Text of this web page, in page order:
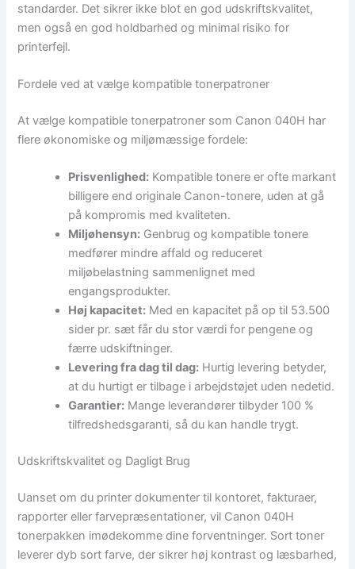
standarder. Det sikrer ikke blot en god udskriftskvalitet,
men også en god holdbarhed og minimal risiko for
printerfejl.
Fordele ved at vælge kompatible tonerpatroner
At vælge kompatible tonerpatroner som Canon 040H har
flere økonomiske og miljømæssige fordele:
Prisvenlighed: Kompatible tonere er ofte markant
billigere end originale Canon-tonere, uden at gå
på kompromis med kvaliteten.
Miljøhensyn: Genbrug og kompatible tonere
medfører mindre affald og reduceret
miljøbelastning sammenlignet med
engangsprodukter.
Høj kapacitet: Med en kapacitet på op til 53.500
sider pr. sæt får du stor værdi for pengene og
færre udskiftninger.
Levering fra dag til dag: Hurtig levering betyder,
at du hurtigt er tilbage i arbejdstøjet uden nedetid.
Garantier: Mange leverandører tilbyder 100 %
tilfredshedsgaranti, så du kan handle trygt.
Udskriftskvalitet og Dagligt Brug
Uanset om du printer dokumenter til kontoret, fakturaer,
rapporter eller farvepræsentationer, vil Canon 040H
tonerpakken imødekomme dine forventninger. Sort toner
leverer dyb sort farve, der sikrer høj kontrast og læsbarhed,